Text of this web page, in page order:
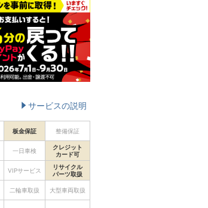
サービスの説明
板金保証 整備保証
一日車検
クレジット
カード可
VIPサービス
リサイクル
パーツ取扱
二輪車取扱 大型車両取扱